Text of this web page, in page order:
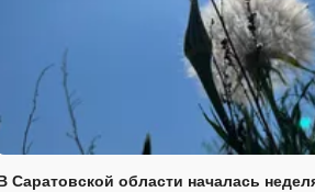
Саратовской области началась